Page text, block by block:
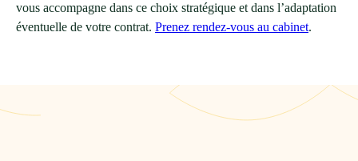
vous accompagne dans ce choix stratégique et dans l’adaptation
éventuelle de votre contrat. Prenez rendez-vous au cabinet.